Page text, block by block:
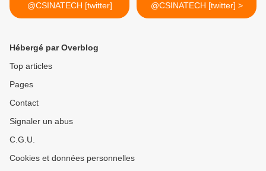
@CSINATECH [twitter]
@CSINATECH [twitter] >
Hébergé par Overblog
Top articles
Pages
Contact
Signaler un abus
C.G.U.
Cookies et données personnelles